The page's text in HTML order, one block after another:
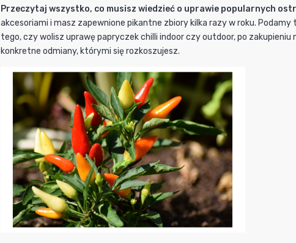
Przeczytaj wszystko, co musisz wiedzieć o uprawie popularnych
akcesoriami i masz zapewnione pikantne zbiory kilka razy w roku.
tego, czy wolisz uprawę papryczek chilli indoor czy outdoor, po
konkretne odmiany, którymi się rozkoszujesz.